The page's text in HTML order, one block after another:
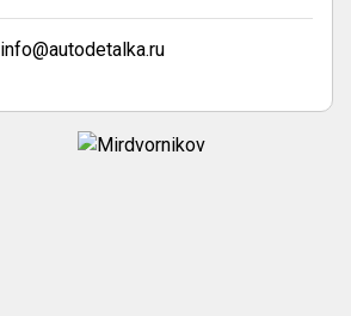
info@autodetalka.ru